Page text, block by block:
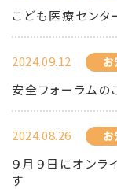
こども医療セン
2024.09.12
安全フォーラムの
2024.08.26
９月９日にオン
す